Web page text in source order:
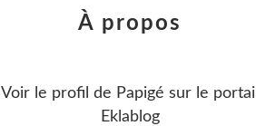
À propos
Voir le profil de Papigé sur le portail
Eklablog